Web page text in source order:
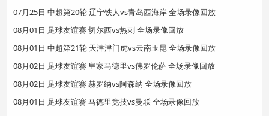
07月25日 中超第20轮 辽宁铁人vs青岛西海岸 全场录像回放
08月01日 足球友谊赛 切尔西vs热刺 全场录像回放
08月01日 中超第21轮 天津津门虎vs云南玉昆 全场录像回放
08月02日 足球友谊赛 皇家马德里vs佛罗伦萨 全场录像回放
08月02日 足球友谊赛 赫罗纳vs阿森纳 全场录像回放
08月01日 足球友谊赛 马德里竞技vs曼联 全场录像回放